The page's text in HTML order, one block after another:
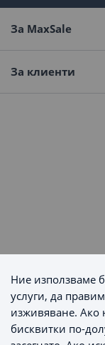
За MaxSale
За клиенти
Ние използваме
услуги, да
изживяване. Ако
бисквитки по-